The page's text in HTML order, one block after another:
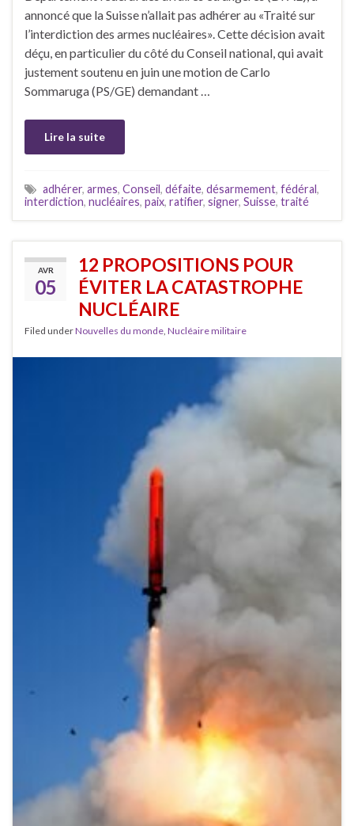
annoncé que la Suisse n’allait pas adhérer au «Traité sur
l’interdiction des armes nucléaires». Cette décision avait
déçu, en particulier du côté du Conseil national, qui avait
justement soutenu en juin une motion de Carlo
Sommaruga (PS/GE) demandant …
Lire la suite
adhérer, armes, Conseil, défaite, désarmement, fédéral,
interdiction, nucléaires, paix, ratifier, signer, Suisse, traité
AVR
05
12 PROPOSITIONS POUR
ÉVITER LA CATASTROPHE
NUCLÉAIRE
Filed underNouvelles du monde Nucléaire militaire